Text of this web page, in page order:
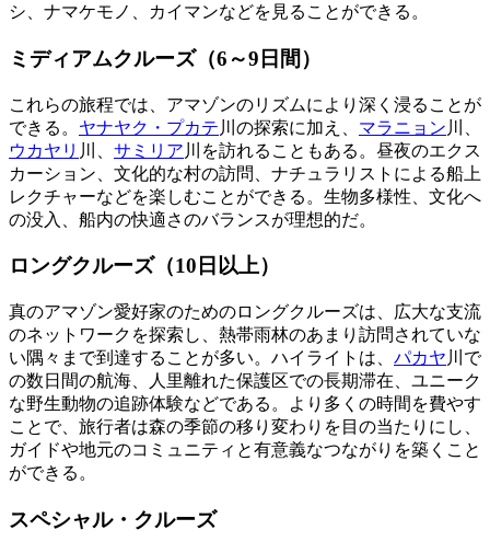
シ、ナマケモノ、カイマンなどを見ることができる。
ミディアムクルーズ（6～9日間）
これらの旅程では、アマゾンのリズムにより深く浸ることが
できる。 ヤナヤク・プカテ 川の探索に加え、 マラニョン 川、
ウカヤリ 川、 サミリア 川を訪れることもある。昼夜のエクス
カーション、文化的な村の訪問、ナチュラリストによる船上
レクチャーなどを楽しむことができる。生物多様性、文化へ
の没入、船内の快適さのバランスが理想的だ。
ロングクルーズ（10日以上）
真のアマゾン愛好家のためのロングクルーズは、広大な支流
のネットワークを探索し、熱帯雨林のあまり訪問されていな
い隅々まで到達することが多い。ハイライトは、 パカヤ 川で
の数日間の航海、人里離れた保護区での長期滞在、ユニーク
な野生動物の追跡体験などである。より多くの時間を費やす
ことで、旅行者は森の季節の移り変わりを目の当たりにし、
ガイドや地元のコミュニティと有意義なつながりを築くこと
ができる。
スペシャル・クルーズ